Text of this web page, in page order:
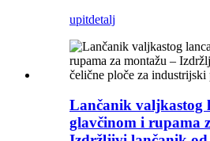
upitdetalj
Lančanik valjkastog
glavčinom i rupama